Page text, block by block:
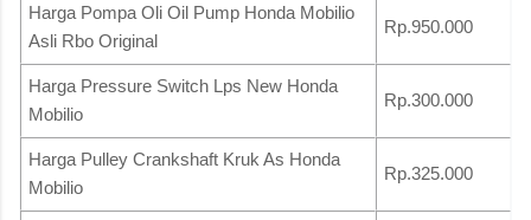
Harga Pompa Oli Oil Pump Honda Mobilio
Asli Rbo Original
Rp.950.000
Harga Pressure Switch Lps New Honda
Mobilio
Rp.300.000
Harga Pulley Crankshaft Kruk As Honda
Mobilio
Rp.325.000